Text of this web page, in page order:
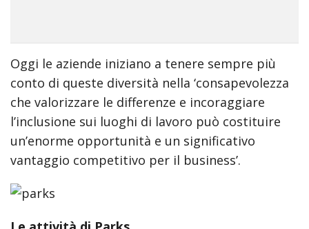
Oggi le aziende iniziano a tenere sempre più
conto di queste diversità nella ‘consapevolezza
che valorizzare le differenze e incoraggiare
l’inclusione sui luoghi di lavoro può costituire
un’enorme opportunità e un significativo
vantaggio competitivo per il business’.